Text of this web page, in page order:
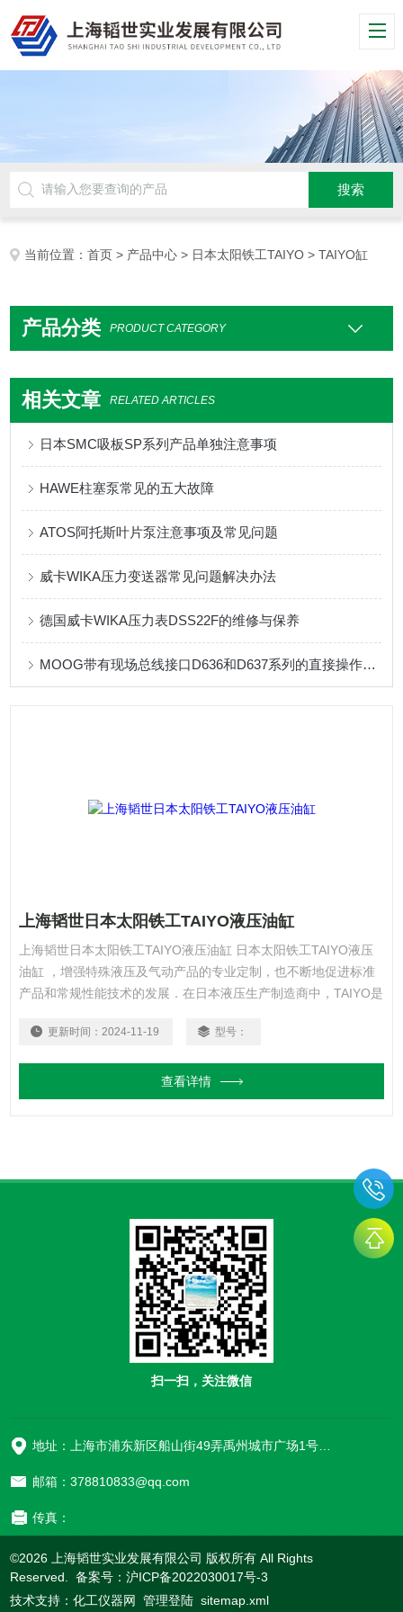
当前位置：首页 > 产品中心 > 日本太阳铁工TAIYO > TAIYO缸
产品分类 PRODUCT CATEGORY
相关文章 RELATED ARTICLES
日本SMC吸板SP系列产品单独注意事项
HAWE柱塞泵常见的五大故障
ATOS阿托斯叶片泵注意事项及常见问题
威卡WIKA压力变送器常见问题解决办法
德国威卡WIKA压力表DSS22F的维修与保养
MOOG带有现场总线接口D636和D637系列的直接操作伺服阀
上海韬世日本太阳铁工TAIYO液压油缸
上海韬世日本太阳铁工TAIYO液压油缸 日本太阳铁工TAIYO液压
油缸 ，增强特殊液压及气动产品的专业定制，也不断地促进标准
产品和常规性能技术的发展．在日本液压生产制造商中，TAIYO是
更新时间： 2024-11-19 型号：
查看详情
扫一扫，关注微信
地址：上海市浦东新区船山街49弄禹州城市广场1号楼906
邮箱：378810833@qq.com
传真：
©2026 上海韬世实业发展有限公司 版权所有 All Rights
Reserved. 备案号：沪ICP备2022030017号-3
技术支持：化工仪器网 管理登陆 sitemap.xml